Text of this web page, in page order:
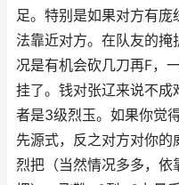
足。特别是如果对方有
法靠近对方。在队友的
况是有机会砍几刀再F，
挂了。钱对张辽来说不
者是3级烈玉。如果你觉
先源式，反之对方对你
烈把（当然情况多多，